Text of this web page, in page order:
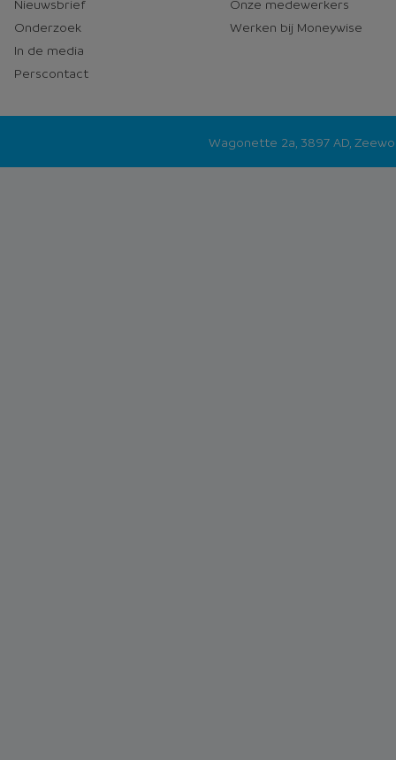
Nieuwsbrief
Onderzoek
In de media
Perscontact
Onze medewerkers
Werken bij Moneywise
Wagonette 2a, 3897 AD,